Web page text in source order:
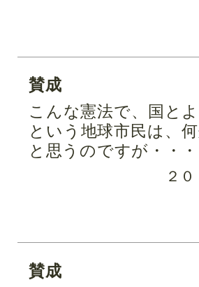
賛成
こんな憲法で、国と
という地球市民は、
と思うのですが・・・
２
賛成